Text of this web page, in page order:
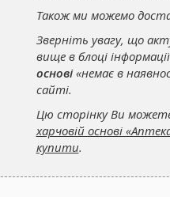
Також ми можемо
Зверніть увагу, що
вище в блоці
основі«немає в
сайті.
Цю сторінку Ви
харчовій основі
купити.